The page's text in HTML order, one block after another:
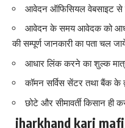
आवेदन ऑफिसियल वेबसाइट से
आवेदन के समय आवेदक को
की सम्पूर्ण जानकारी का पता चल
आधार लिंक करने का शुल्क
कॉमन सर्विस सेंटर तथा बैंक के
छोटे और सीमावर्ती किसान
jharkhand karj mafi